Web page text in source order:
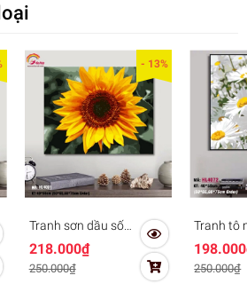
- 13%
Tranh sơn dầu số
hóa tô màu theo số
Gam Hoa hướng
dương HL4091
218.000₫
250.000₫
Tranh tô
số sơn
Gam
trắng
250.000₫